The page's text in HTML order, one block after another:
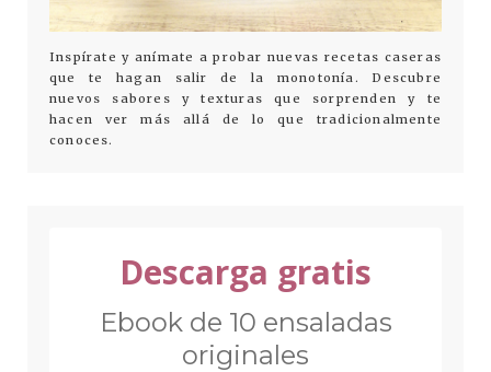
Inspírate y anímate a probar nuevas recetas caseras
que te hagan salir de la monotonía. Descubre
nuevos sabores y texturas que sorprenden y te
hacen ver más allá de lo que tradicionalmente
conoces.
Descarga gratis
Ebook de 10 ensaladas
originales